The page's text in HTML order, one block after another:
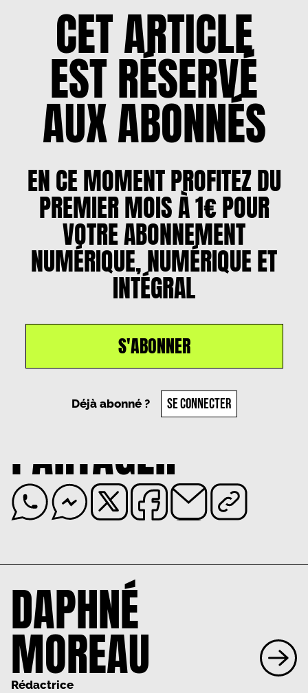
CET ARTICLE
EST RÉSERVÉ
AUX ABONNÉS
EN CE MOMENT PROFITEZ DU
PREMIER MOIS À 1€ POUR
VOTRE ABONNEMENT
NUMÉRIQUE, NUMÉRIQUE ET
INTÉGRAL
S'ABONNER
Déjà abonné ? SE CONNECTER
Daphné Moreau, le
PARTAGER
DAPHNÉ
MOREAU
Rédactrice